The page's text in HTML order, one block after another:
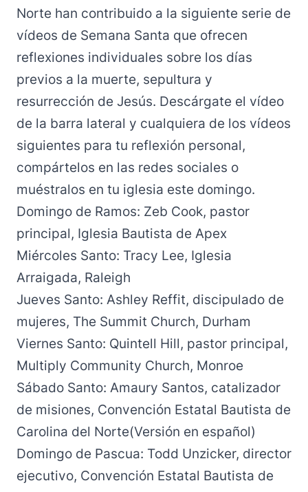
Norte han contribuido a la siguiente serie de
vídeos de Semana Santa que ofrecen
reflexiones individuales sobre los días
previos a la muerte, sepultura y
resurrección de Jesús. Descárgate el vídeo
de la barra lateral y cualquiera de los vídeos
siguientes para tu reflexión personal,
compártelos en las redes sociales o
muéstralos en tu iglesia este domingo.
Domingo de Ramos: Zeb Cook, pastor
principal, Iglesia Bautista de Apex
Miércoles Santo: Tracy Lee, Iglesia
Arraigada, Raleigh
Jueves Santo: Ashley Reffit, discipulado de
mujeres, The Summit Church, Durham
Viernes Santo: Quintell Hill, pastor principal,
Multiply Community Church, Monroe
Sábado Santo: Amaury Santos, catalizador
de misiones, Convención Estatal Bautista de
Carolina del Norte(Versión en español)
Domingo de Pascua: Todd Unzicker, director
ejecutivo, Convención Estatal Bautista de